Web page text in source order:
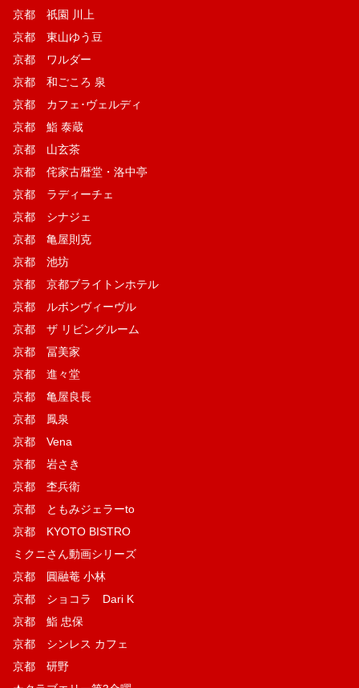
京都 祇園 川上
京都 東山ゆう豆
京都 ワルダー
京都 和ごころ 泉
京都 カフェ･ヴェルディ
京都 鮨 泰蔵
京都 山玄茶
京都 侘家古暦堂・洛中亭
京都 ラディーチェ
京都 シナジェ
京都 亀屋則克
京都 池坊
京都 京都ブライトンホテル
京都 ルボンヴィーヴル
京都 ザ リビングルーム
京都 冨美家
京都 進々堂
京都 亀屋良長
京都 鳳泉
京都 Vena
京都 岩さき
京都 杢兵衛
京都 ともみジェラーto
京都 KYOTO BISTRO
ミクニさん動画シリーズ
京都 圓融菴 小林
京都 ショコラ Dari K
京都 鮨 忠保
京都 シンレス カフェ
京都 研野